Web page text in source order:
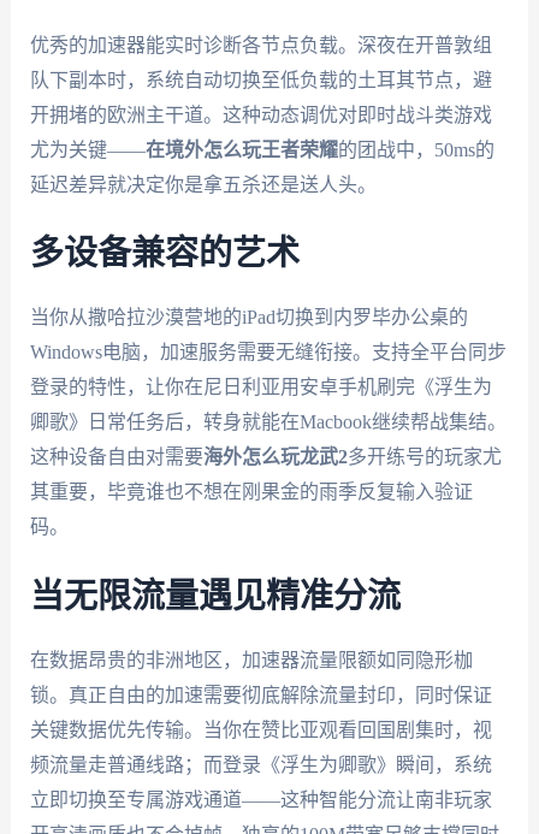
优秀的加速器能实时诊断各节点负载。深夜在开普敦组
队下副本时，系统自动切换至低负载的土耳其节点，避
开拥堵的欧洲主干道。这种动态调优对即时战斗类游戏
尤为关键——在境外怎么玩王者荣耀的团战中，50ms的
延迟差异就决定你是拿五杀还是送人头。
多设备兼容的艺术
当你从撒哈拉沙漠营地的iPad切换到内罗毕办公桌的
Windows电脑，加速服务需要无缝衔接。支持全平台同步
登录的特性，让你在尼日利亚用安卓手机刷完《浮生为
卿歌》日常任务后，转身就能在Macbook继续帮战集结。
这种设备自由对需要海外怎么玩龙武2多开练号的玩家尤
其重要，毕竟谁也不想在刚果金的雨季反复输入验证
码。
当无限流量遇见精准分流
在数据昂贵的非洲地区，加速器流量限额如同隐形枷
锁。真正自由的加速需要彻底解除流量封印，同时保证
关键数据优先传输。当你在赞比亚观看回国剧集时，视
频流量走普通线路；而登录《浮生为卿歌》瞬间，系统
立即切换至专属游戏通道——这种智能分流让南非玩家